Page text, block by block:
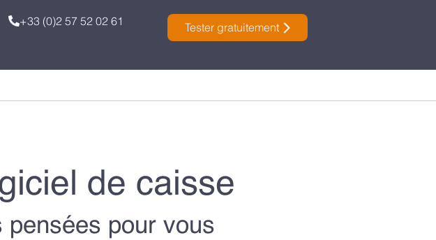
+33 (0)2 57 52 02 61 Tester gratuitement
de caisse
pensées pour vous